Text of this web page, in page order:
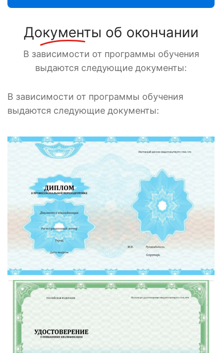
Документы об окончании
В зависимости от программы обучения
выдаются следующие документы:
В зависимости от программы обучения
выдаются следующие документы: